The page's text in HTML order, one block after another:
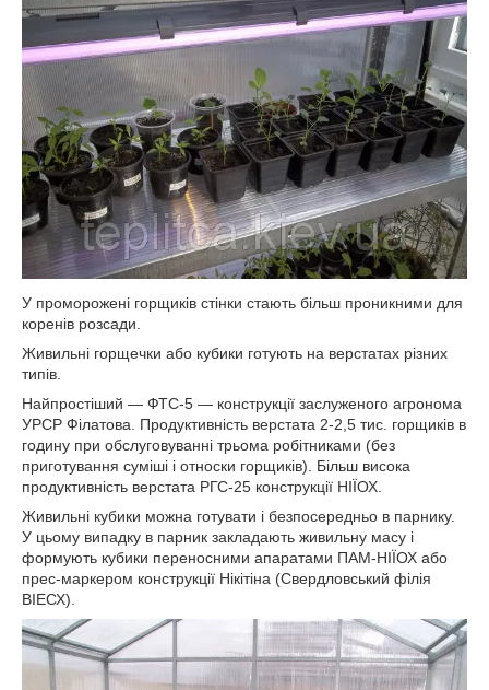
У проморожені горщиків стінки стають більш проникними для
коренів розсади.
Живильні горщечки або кубики готують на верстатах різних
типів.
Найпростіший — ФТС-5 — конструкції заслуженого агронома
УРСР Філатова. Продуктивність верстата 2-2,5 тис. горщиків в
годину при обслуговуванні трьома робітниками (без
приготування суміші і относки горщиків). Більш висока
продуктивність верстата РГС-25 конструкції НІЇОХ.
Живильні кубики можна готувати і безпосередньо в парнику.
У цьому випадку в парник закладають живильну масу і
формують кубики переносними апаратами ПАМ-НІЇОХ або
прес-маркером конструкції Нікітіна (Свердловський філія
ВІЕСХ).